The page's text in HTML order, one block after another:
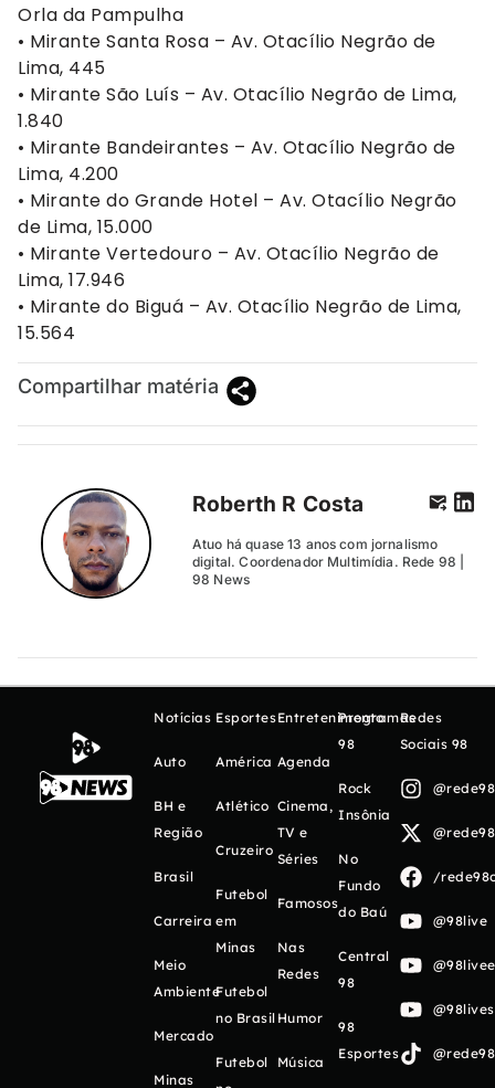
Orla da Pampulha
• Mirante Santa Rosa – Av. Otacílio Negrão de
Lima, 445
• Mirante São Luís – Av. Otacílio Negrão de Lima,
1.840
• Mirante Bandeirantes – Av. Otacílio Negrão de
Lima, 4.200
• Mirante do Grande Hotel – Av. Otacílio Negrão
de Lima, 15.000
• Mirante Vertedouro – Av. Otacílio Negrão de
Lima, 17.946
• Mirante do Biguá – Av. Otacílio Negrão de Lima,
15.564
Compartilhar matéria
Roberth R Costa
Atuo há quase 13 anos com jornalismo
digital. Coordenador Multimídia. Rede 98 |
98 News
Notícias
Auto
BH e
Região
Brasil
Carreira
Meio
Ambiente
Mercado
Minas
Esportes
América
Atlético
Cruzeiro
Futebol
em
Minas
Futebol
no Brasil
Futebol
Entretenimento
Agenda
Cinema,
TV e
Séries
Famosos
Nas
Redes
Humor
Música
Programas
98
Rock
Insônia
No
Fundo
do Baú
Central
98
98
Esportes
Redes
Sociais 98
/
@98live